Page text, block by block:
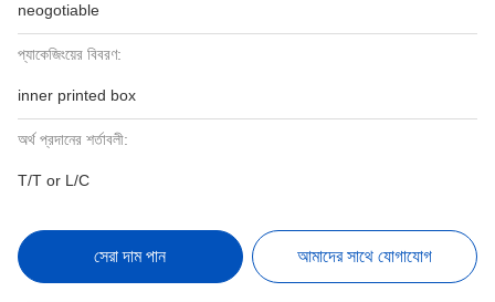
neogotiable
প্যাকেজিংয়ের বিবরণ:
inner printed box
অর্থ প্রদানের শর্তাবলী:
T/T or L/C
সেরা দাম পান আমাদের সাথে যোগাযোগ